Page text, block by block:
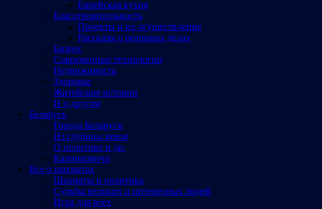
Еврейская кухня
Благотворительность
Проекты и их осуществление
Рассказы о реальных делах
Бизнес
Современные технологии
Недвижимость
Здоровье
Житейские истории
И о другом
Беларусь
Города Беларуси
Из глубины веков
О политике и др.
Калинковичи
Все о шахматах
Шахматы и политика
Судьбы великих и интересных людей
Игра для всех